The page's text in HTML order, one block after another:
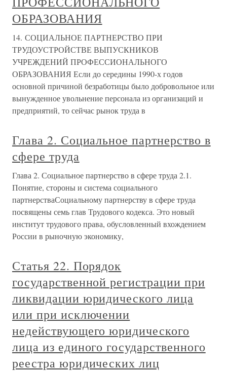
ОБРАЗОВАНИЯ
14. СОЦИАЛЬНОЕ ПАРТНЕРСТВО ПРИ
ТРУДОУСТРОЙСТВЕ ВЫПУСКНИКОВ
УЧРЕЖДЕНИЙ ПРОФЕССИОНАЛЬНОГО
ОБРАЗОВАНИЯ Если до середины 1990-х годов
основной причиной безработицы было добровольное или
вынужденное увольнение персонала из организаций и
предприятий, то сейчас рынок труда в
Глава 2. Социальное партнерство в
сфере труда
Глава 2. Социальное партнерство в сфере труда 2.1.
Понятие, стороны и система социального
партнерстваСоциальному партнерству в сфере труда
посвящены семь глав Трудового кодекса. Это новый
институт трудового права, обусловленный вхождением
России в рыночную экономику,
Статья 22. Порядок
государственной регистрации при
ликвидации юридического лица
или при исключении
недействующего юридического
лица из единого государственного
реестра юридических лиц